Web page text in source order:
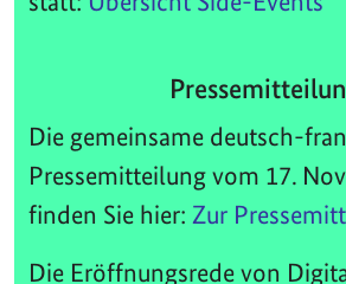
Die gemeinsame deutsch-
Pressemitteilung vom 17.
finden Sie hier: Zur
Die Eröffnungsrede von